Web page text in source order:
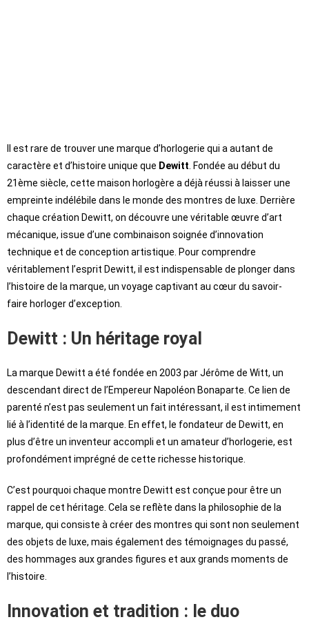
Il est rare de trouver une marque d’horlogerie qui a autant de
caractère et d’histoire unique que Dewitt . Fondée au début du
21ème siècle, cette maison horlogère a déjà réussi à laisser une
empreinte indélébile dans le monde des montres de luxe. Derrière
chaque création Dewitt, on découvre une véritable œuvre d’art
mécanique, issue d’une combinaison soignée d’innovation
technique et de conception artistique. Pour comprendre
véritablement l’esprit Dewitt, il est indispensable de plonger dans
l’histoire de la marque, un voyage captivant au cœur du savoir-
faire horloger d’exception.
Dewitt : Un héritage royal
La marque Dewitt a été fondée en 2003 par Jérôme de Witt, un
descendant direct de l’Empereur Napoléon Bonaparte. Ce lien de
parenté n’est pas seulement un fait intéressant, il est intimement
lié à l’identité de la marque. En effet, le fondateur de Dewitt, en
plus d’être un inventeur accompli et un amateur d’horlogerie, est
profondément imprégné de cette richesse historique.
C’est pourquoi chaque montre Dewitt est conçue pour être un
rappel de cet héritage. Cela se reflète dans la philosophie de la
marque, qui consiste à créer des montres qui sont non seulement
des objets de luxe, mais également des témoignages du passé,
des hommages aux grandes figures et aux grands moments de
l’histoire.
Innovation et tradition : le duo